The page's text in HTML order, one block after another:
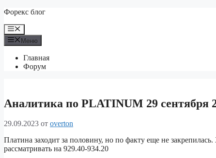
Перейти
содержимому
Форекс блог
Меню
Меню
Главная
Форум
Аналитика по PLATINUM 29 сентября
29.09.2023 от overton
Платина заходит за половину, но по факту еще не
рассматривать на 929.40-934.20